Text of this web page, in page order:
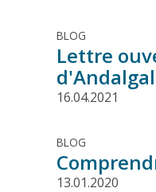
BLOG
Lettre
16.04.2021
BLOG
13.01.2020